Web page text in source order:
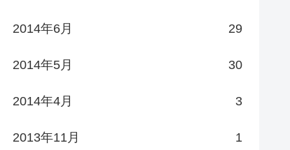
2014年6月 29
2014年5月 30
2014年4月 3
2013年11月 1